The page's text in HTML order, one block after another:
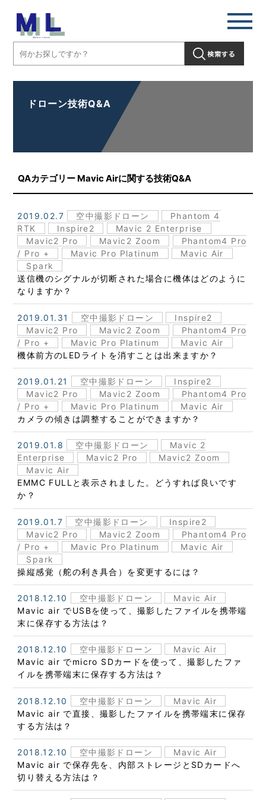
ドローン技術Q&A
QAカテゴリー Mavic Airに関する技術Q&A
2019.02.7 空中撮影ドローン
Phantom 4
RTK
Inspire2
Mavic 2 Enterprise
Mavic2 Pro
Mavic2 Zoom
Phantom4 Pro
/ Pro +
Mavic Pro Platinum
Mavic Air
Spark
送信機のシグナルが切断された場合に機体はどのように
なりますか？
2019.01.31 空中撮影ドローン
Inspire2
Mavic2 Pro
Mavic2 Zoom
Phantom4 Pro
/ Pro +
Mavic Pro Platinum
Mavic Air
機体前方のLEDライトを消すことは出来ますか？
2019.01.21 空中撮影ドローン
Inspire2
Mavic2 Pro
Mavic2 Zoom
Phantom4 Pro
/ Pro +
Mavic Pro Platinum
Mavic Air
カメラの傾きは調整することができますか？
2019.01.8 空中撮影ドローン
Mavic 2
Enterprise
Mavic2 Pro
Mavic2 Zoom
Mavic Air
EMMC FULLと表示されました。どうすれば良いです
か？
2019.01.7 空中撮影ドローン
Inspire2
Mavic2 Pro
Mavic2 Zoom
Phantom4 Pro
/ Pro +
Mavic Pro Platinum
Mavic Air
Spark
操縦感覚（舵の利き具合）を変更するには？
2018.12.10 空中撮影ドローン
Mavic Air
Mavic air でUSBを使って、撮影したファイルを携帯端
末に保存する方法は？
2018.12.10 空中撮影ドローン
Mavic Air
Mavic air でmicro SDカードを使って、撮影したファ
イルを携帯端末に保存する方法は？
2018.12.10 空中撮影ドローン
Mavic Air
Mavic air で直接、撮影したファイルを携帯端末に保存
する方法は？
2018.12.10 空中撮影ドローン
Mavic Air
Mavic air で保存先を、内部ストレージとSDカードへ
切り替える方法は？